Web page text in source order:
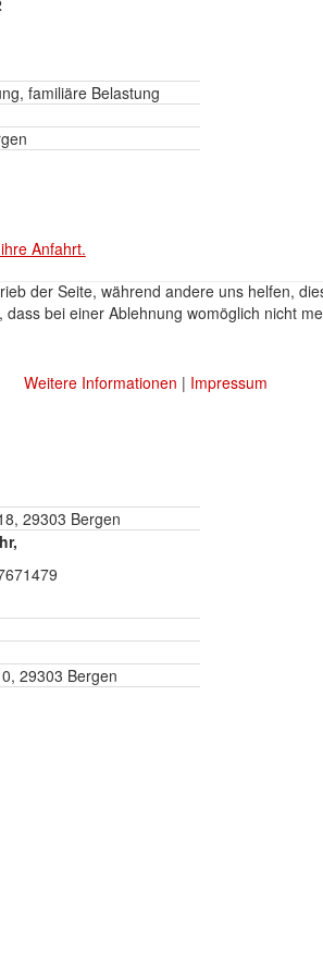
familiäre Belastung
Anfahrt.
29303 Bergen
29303 Bergen
der Seite, während andere uns helfen,
bei einer Ablehnung womöglich nicht
Weitere Informationen | Impressum